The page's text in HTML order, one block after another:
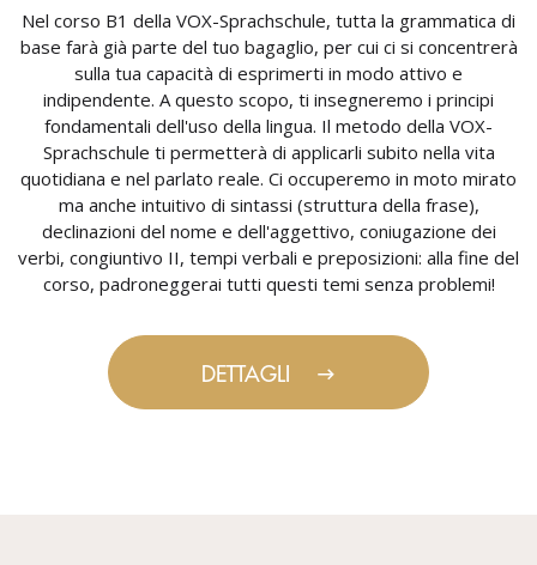
Nel corso B1 della VOX-Sprachschule, tutta la grammatica di
base farà già parte del tuo bagaglio, per cui ci si concentrerà
sulla tua capacità di esprimerti in modo attivo e
indipendente. A questo scopo, ti insegneremo i principi
fondamentali dell'uso della lingua. Il metodo della VOX-
Sprachschule ti permetterà di applicarli subito nella vita
quotidiana e nel parlato reale. Ci occuperemo in moto mirato
ma anche intuitivo di sintassi (struttura della frase),
declinazioni del nome e dell'aggettivo, coniugazione dei
verbi, congiuntivo II, tempi verbali e preposizioni: alla fine del
corso, padroneggerai tutti questi temi senza problemi!
DETTAGLI